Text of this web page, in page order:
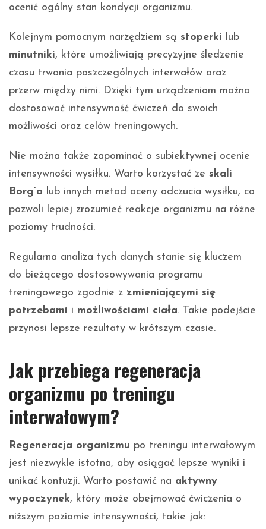
ocenić ogólny stan kondycji organizmu.
Kolejnym pomocnym narzędziem są stoperki lub
minutniki, które umożliwiają precyzyjne śledzenie
czasu trwania poszczególnych interwałów oraz
przerw między nimi. Dzięki tym urządzeniom można
dostosować intensywność ćwiczeń do swoich
możliwości oraz celów treningowych.
Nie można także zapominać o subiektywnej ocenie
intensywności wysiłku. Warto korzystać ze skali
Borg’a lub innych metod oceny odczucia wysiłku, co
pozwoli lepiej zrozumieć reakcje organizmu na różne
poziomy trudności.
Regularna analiza tych danych stanie się kluczem
do bieżącego dostosowywania programu
treningowego zgodnie z zmieniającymi się
potrzebami i możliwościami ciała. Takie podejście
przynosi lepsze rezultaty w krótszym czasie.
Jak przebiega regeneracja
organizmu po treningu
interwałowym?
Regeneracja organizmu po treningu interwałowym
jest niezwykle istotna, aby osiągać lepsze wyniki i
unikać kontuzji. Warto postawić na aktywny
wypoczynek, który może obejmować ćwiczenia o
niższym poziomie intensywności, takie jak: